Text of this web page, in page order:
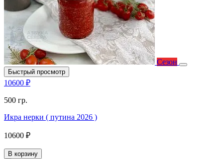
Сезон
Быстрый просмотр
10600 ₽
500 гр.
Икра нерки ( путина 2026 )
10600 ₽
В корзину